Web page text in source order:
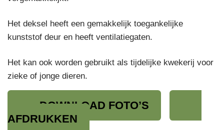
Het deksel heeft een gemakkelijk toegankelijke
kunststof deur en heeft ventilatiegaten.
Het kan ook worden gebruikt als tijdelijke kwekerij voor
zieke of jonge dieren.
DOWNLOAD FOTO’S
AFDRUKKEN